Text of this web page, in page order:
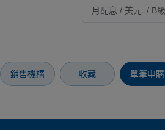
銷售機構 收藏 單筆申購